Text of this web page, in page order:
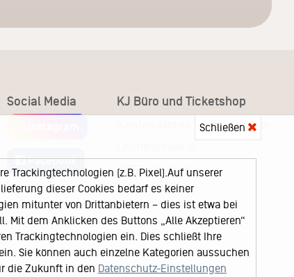
Social Media
Facebook
KJ Büro und Ticketshop
Karsten Jahnke Konzertdirektion
22767 Hamburg
Schließen
Trackingtechnologien (z.B. Pixel).Auf unserer
dieser Cookies bedarf es keiner
mitunter von Drittanbietern – dies ist etwa bei
Mit dem Anklicken des Buttons „Alle Akzeptieren“
Trackingtechnologien ein. Dies schließt Ihre
Sie können auch einzelne Kategorien aussuchen
die Zukunft in den Datenschutz-Einstellungen